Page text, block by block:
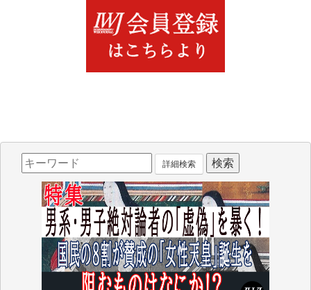
詳細検索